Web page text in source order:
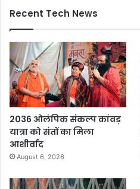
Recent Tech News
2036 ओलंपिक संकल्प कांवड़
यात्रा को संतों का मिला
आशीर्वाद
August 6, 2026